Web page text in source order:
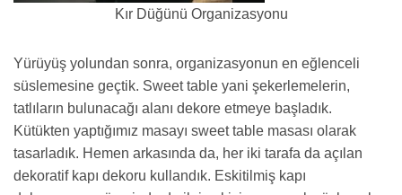
Kır Düğünü Organizasyonu
Yürüyüş yolundan sonra, organizasyonun en eğlenceli
süslemesine geçtik. Sweet table yani şekerlemelerin,
tatlıların bulunacağı alanı dekore etmeye başladık.
Kütükten yaptığımız masayı sweet table masası olarak
tasarladık. Hemen arkasında da, her iki tarafa da açılan
dekoratif kapı dekoru kullandık. Eskitilmiş kapı